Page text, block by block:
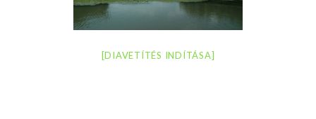
[DIAVETÍTÉS INDÍTÁSA]